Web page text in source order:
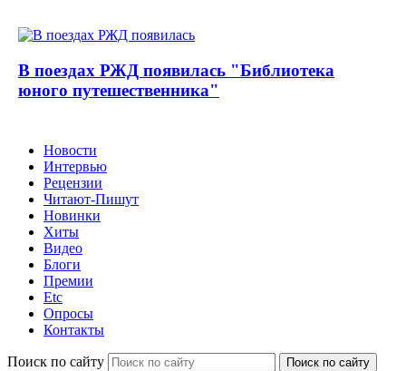
В поездах РЖД появилась "Библиотека
юного путешественника"
Новости
Интервью
Рецензии
Читают-Пишут
Новинки
Хиты
Видео
Блоги
Премии
Etc
Опросы
Контакты
Поиск по сайту